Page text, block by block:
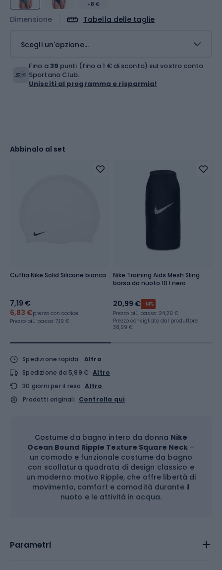
+8 €
Dimensione Tabella delle taglie
Scegli un'opzione...
Fino a39 punti (fino a 1 € di sconto) sul vostro conto
Sportano Club.
Unisciti al programma e risparmia!
Abbinalo al set
Cuffia Nike Solid Silicone bianca
7,19 €
6,83 €prezzo con codice
Prezzo più basso: 7,19 €
Nike Training Aids Mesh Sling
borsa da nuoto 10 l nero
20,99 € -14%
Prezzo più basso: 24,29 €
Prezzo consigliato dal produttore:
38,99 €
Spedizione rapida
Altro
Spedizione da 5,99 € Altro
30 giorni per il reso Altro
Prodotti originali Controlla qui
Costume da bagno intero da donna Nike
Ocean Bound Ripple Texture Square Neck –
un comodo e funzionale costume da bagno
con scollatura quadrata di design classico e
un moderno motivo Ripple, che offre libertà di
movimento, comfort e comodità durante il
nuoto e le attività in acqua.
Parametri